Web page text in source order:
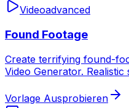
Videoadvanced
Found Footage
Create terrifying found-
Video Generator.
Vorlage Ausprobieren